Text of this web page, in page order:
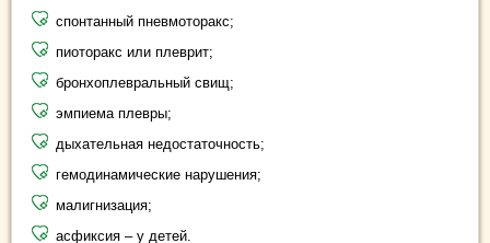
спонтанный пневмоторакс;
пиоторакс или плеврит;
бронхоплевральный свищ;
эмпиема плевры;
дыхательная недостаточность;
гемодинамические нарушения;
малигнизация;
асфиксия – у детей.